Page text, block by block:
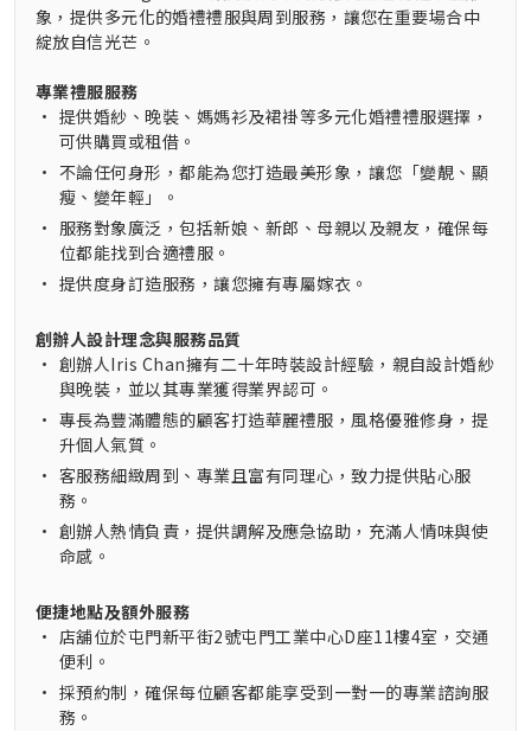
象，提供多元化的婚禮禮服與周到服務，讓您在重要場合中
綻放自信光芒。
專業禮服服務
• 提供婚紗、晚裝、媽媽衫及裙褂等多元化婚禮禮服選擇，
可供購買或租借。
• 不論任何身形，都能為您打造最美形象，讓您「變靚、顯
瘦、變年輕」。
• 服務對象廣泛，包括新娘、新郎、母親以及親友，確保每
位都能找到合適禮服。
• 提供度身訂造服務，讓您擁有專屬嫁衣。
創辦人設計理念與服務品質
• 創辦人Iris Chan擁有二十年時裝設計經驗，親自設計婚紗
與晚裝，並以其專業獲得業界認可。
• 專長為豐滿體態的顧客打造華麗禮服，風格優雅修身，提
升個人氣質。
• 客服務細緻周到、專業且富有同理心，致力提供貼心服
務。
• 創辦人熱情負責，提供調解及應急協助，充滿人情味與使
命感。
便捷地點及額外服務
• 店舖位於屯門新平街2號屯門工業中心D座11樓4室，交通
便利。
• 採預約制，確保每位顧客都能享受到一對一的專業諮詢服
務。